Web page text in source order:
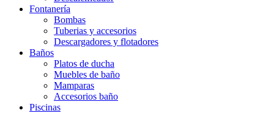
Fontanería
Bombas
Tuberias y accesorios
Descargadores y flotadores
Baños
Platos de ducha
Muebles de baño
Mamparas
Accesorios baño
Piscinas